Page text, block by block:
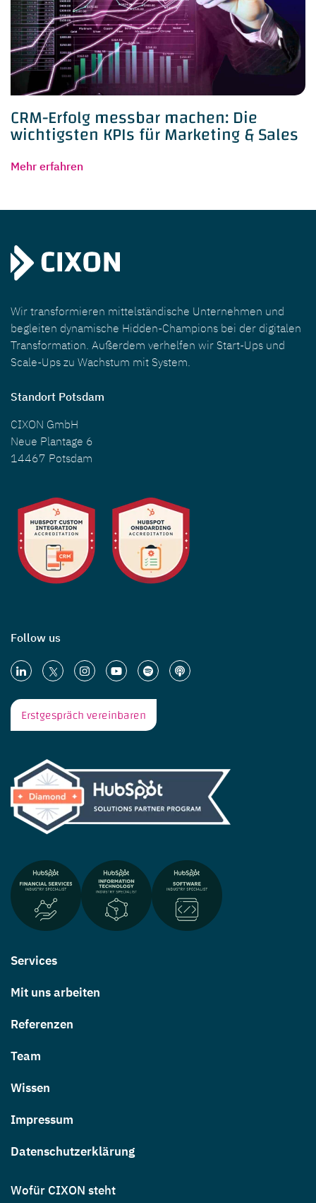
CRM-Erfolg messbar machen: Die
wichtigsten KPIs für Marketing & Sales
Mehr erfahren
Wir transformieren mittelständische Unternehmen und
begleiten dynamische Hidden-Champions bei der digitalen
Transformation. Außerdem verhelfen wir Start-Ups und
Scale-Ups zu Wachstum mit System.
Standort Potsdam
CIXON GmbH
Neue Plantage 6
14467 Potsdam
Follow us
Erstgespräch vereinbaren
Services
Mit uns arbeiten
Referenzen
Team
Wissen
Impressum
Datenschutzerklärung
Wofür CIXON steht